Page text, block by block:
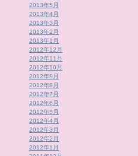
2013年5月
2013年4月
2013年3月
2013年2月
2013年1月
2012年12月
2012年11月
2012年10月
2012年9月
2012年8月
2012年7月
2012年6月
2012年5月
2012年4月
2012年3月
2012年2月
2012年1月